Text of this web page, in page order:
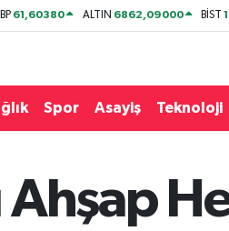
61,60380 ALTIN 6862,09000 BİST
Spor Asayiş Teknoloji
Ahşap